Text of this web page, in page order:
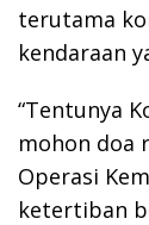
terutama
kendaraan
“Tentunya
mohon doa
Operasi
ketertiban